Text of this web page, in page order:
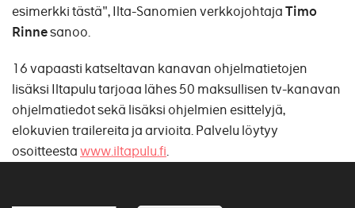
esimerkki tästä", Ilta-Sanomien verkkojohtajaTimo
Rinnesanoo.
16 vapaasti katseltavan kanavan ohjelmatietojen
lisäksi Iltapulu tarjoaa lähes 50 maksullisen tv-kanavan
ohjelmatiedot sekä lisäksi ohjelmien esittelyjä,
elokuvien trailereita ja arvioita. Palvelu löytyy
osoitteestawww.iltapulu.fi.